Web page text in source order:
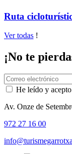
Ruta
Ver todas !
¡No te
He leído y acepto
Av. Onze de
972 27 16 00